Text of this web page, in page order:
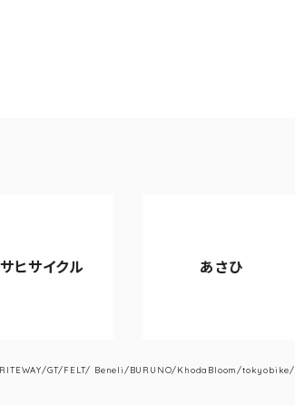
イクル あさひ
GT/FELT/ Beneli/BURUNO/KhodaBloom/tokyobike/